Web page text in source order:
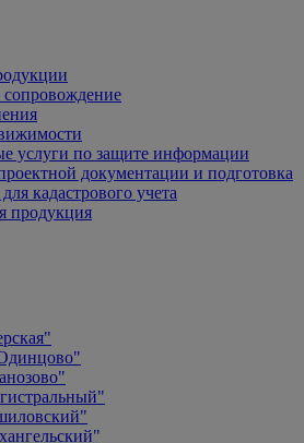
услуги по защите информации
документации и подготовка
кадастрового учета
продукция